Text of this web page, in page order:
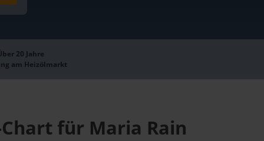
20 Jahre
am Heizölmarkt
für Maria Rain